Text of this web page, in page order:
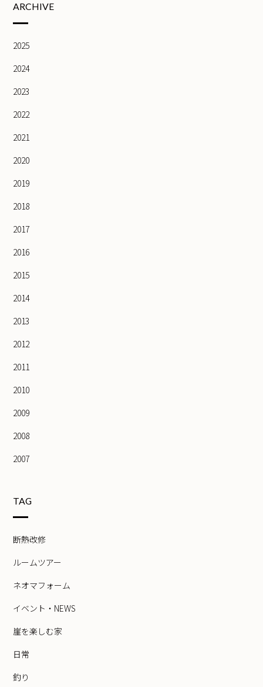
ARCHIVE
2025
2024
2023
2022
2021
2020
2019
2018
2017
2016
2015
2014
2013
2012
2011
2010
2009
2008
2007
TAG
断熱改修
ルームツアー
ネオマフォーム
イベント・NEWS
崖を楽しむ家
日常
釣り